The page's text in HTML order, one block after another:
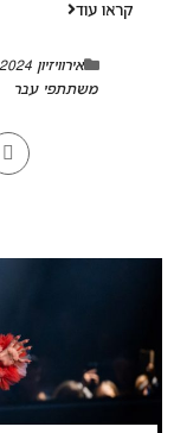
קראו עוד
אירוויזיון 2024
משתתפי עבר